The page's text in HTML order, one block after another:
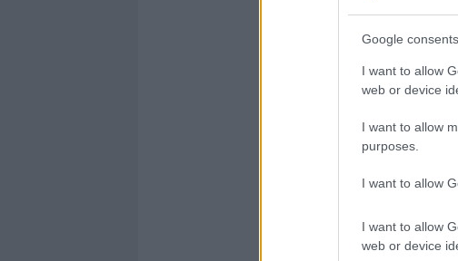
Google consents
I want to allow
web or device
I want to allow
purposes.
I want to allow
I want to allow
web or device